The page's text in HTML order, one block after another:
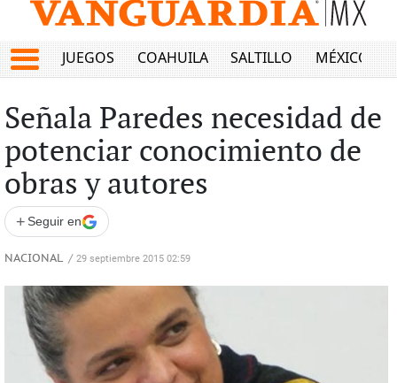
JUEGOS COAHUILA SALTILLO MÉXICO
Señala Paredes necesidad de
potenciar conocimiento de
obras y autores
+ Seguir en
NACIONAL / 29 septiembre 2015 02:59